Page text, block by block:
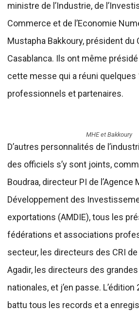
ministre de l’Industrie, de
Commerce et de l’Economie
Mustapha Bakkoury, président du
Casablanca. Ils ont même
cette messe qui a réuni quelques
professionnels et partenaires.
MHE et Bakkoury
D’autres personnalités de
des officiels s’y sont joints,
Boudraa, directeur PI de l’Agence
Développement des
exportations (AMDIE), tous les
fédérations et associations
secteur, les directeurs des CRI
Agadir, les directeurs des
nationales, et j’en passe.
battu tous les records et a